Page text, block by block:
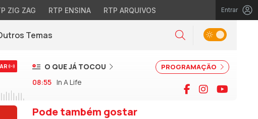
ZIG ZAG RTP ENSINA RTP ARQUIVOS Entrar
janela)
Temas Pesquisar
Alternar tema
PROGRAMAÇÃO
O QUE JÁ TOCOU
08:55 In A Life Facebook
Instagram
Pode também gostar